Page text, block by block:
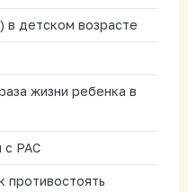
детском возрасте
жизни ребенка в
с РАС
противостоять